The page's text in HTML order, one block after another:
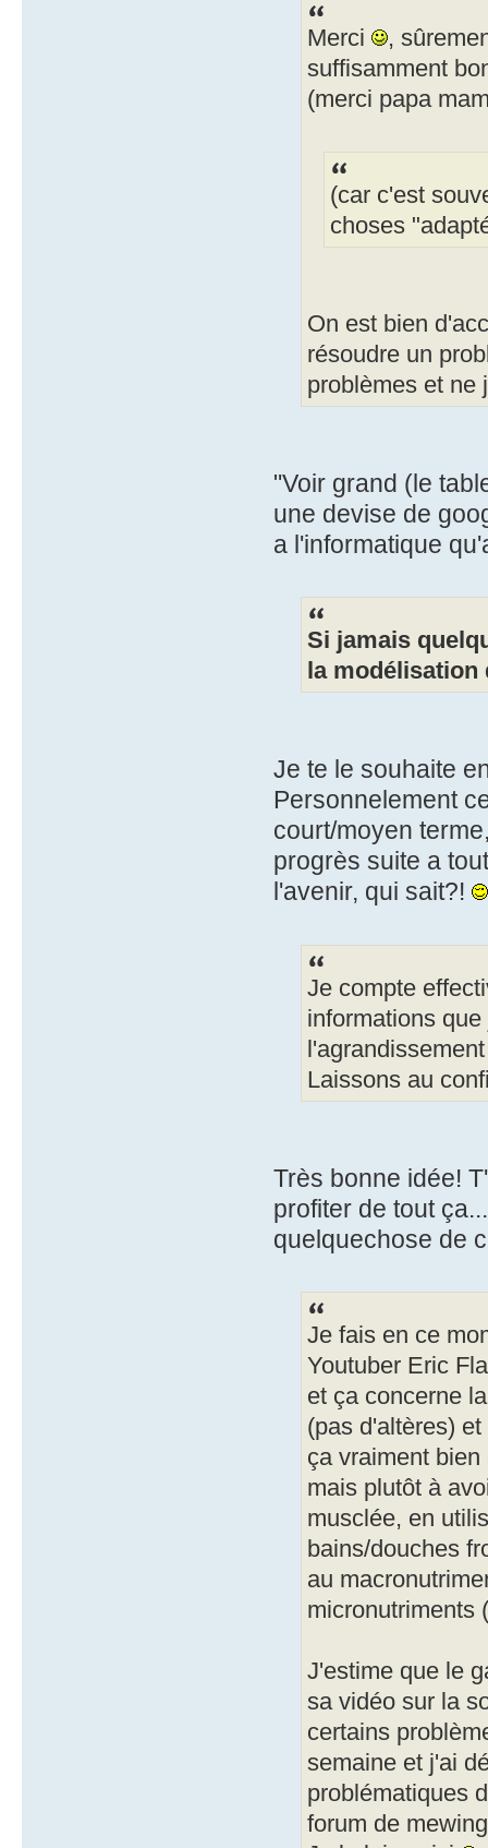
Merci
,
suffisamment
(merci papa
(car c'est
choses
On est bien
résoudre un
problèmes et ne
"Voir grand (le
une devise de
a l'informatique
Si jamais
la
Je te le souhaite
Personnelement
court/moyen
progrès suite a
l'avenir, qui sait?!
Je compte
informations
Laissons au
Très bonne idée!
profiter de tout
quelquechose de
Je fais en ce
Youtuber Eric
et ça concerne
(pas d'altères)
ça vraiment
mais plutôt à
musclée, en
bains/douches
au
micronutriments
J'estime que le
sa vidéo sur la
certains
semaine et j'ai
problématiques
forum de